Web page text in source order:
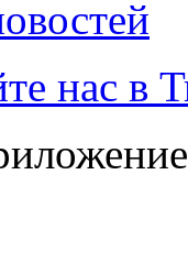
нас в